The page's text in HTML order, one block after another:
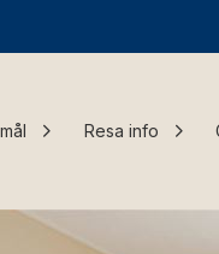
Resa info